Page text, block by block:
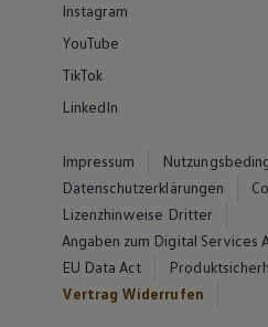
Instagram
YouTube
TikTok
LinkedIn
Impressum
Datenschutzerklärungen
Lizenzhinweise Dritter
Angaben zum Digital Services
EU Data Act
Vertrag Widerrufen